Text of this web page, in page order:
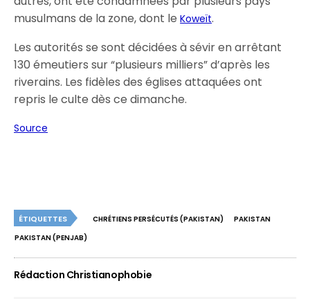
musulmans de la zone, dont leKoweït.
Les autorités se sont décidées à sévir en arrêtant
130 émeutiers sur “plusieurs milliers” d’après les
riverains. Les fidèles des églises attaquées ont
repris le culte dès ce dimanche.
Source
ÉTIQUETTES CHRÉTIENS PERSÉCUTÉS (PAKISTAN)
PAKISTAN
PAKISTAN (PENJAB)
Rédaction Christianophobie